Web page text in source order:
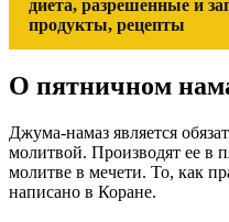
диета, разрешенные и
продукты, рецепты
О пятничном
Джума-намаз является
молитвой. Производят ее в
молитве в мечети. То, как
написано в Коране.